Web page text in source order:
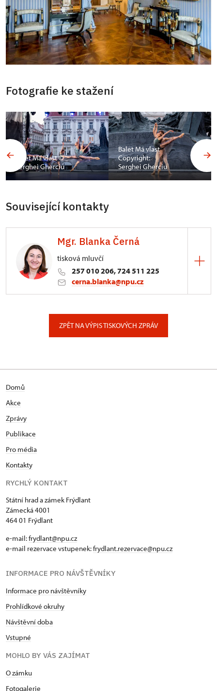
Fotografie ke stažení
Balet Má vlast ©
Serghei Gherciu
Balet Má vlast
Copyright:
Serghei Gherciu
Související kontakty
Mgr. Blanka Černá
tisková mluvčí
257 010 206, 724 511 225
cerna.blanka@npu.cz
ZPĚT NA VÝPIS TISKOVÝCH ZPRÁV
Domů
Akce
Zprávy
Publikace
Pro média
Kontakty
RYCHLÝ KONTAKT
Státní hrad a zámek Frýdlant
Zámecká 4001
464 01 Frýdlant
e-mail:frydlant@npu.cz
e-mail rezervace vstupenek:frydlant.rezervace@npu.cz
INFORMACE PRO NÁVŠTĚVNÍKY
Informace pro návštěvníky
Prohlídkové okruhy
Návštěvní doba
Vstupné
MOHLO BY VÁS ZAJÍMAT
O zámku
Fotogalerie